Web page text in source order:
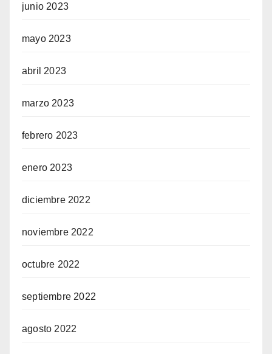
junio 2023
mayo 2023
abril 2023
marzo 2023
febrero 2023
enero 2023
diciembre 2022
noviembre 2022
octubre 2022
septiembre 2022
agosto 2022